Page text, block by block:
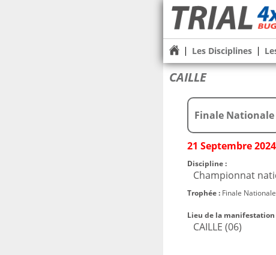
Les Disciplines
CAILLE
Finale Nationale
21 Septembre
Discipline :
Championnat
Trophée : Finale Nationale
Lieu de la manifestation
CAILLE (06)